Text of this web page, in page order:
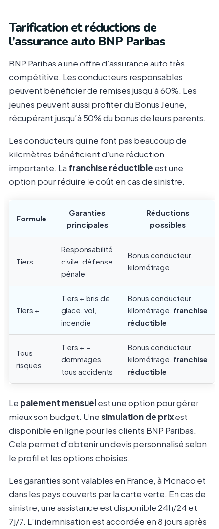
Tarification et réductions de
l’assurance auto BNP Paribas
BNP Paribas a une offre d’assurance auto très
compétitive. Les conducteurs responsables
peuvent bénéficier de remises jusqu’à 60%. Les
jeunes peuvent aussi profiter du Bonus Jeune,
récupérant jusqu’à 50% du bonus de leurs parents.
Les conducteurs qui ne font pas beaucoup de
kilomètres bénéficient d’une réduction
importante. La franchise réductible est une
option pour réduire le coût en cas de sinistre.
Formule
Garanties
principales
Réductions
possibles
Tiers
Responsabilité
civile, défense
pénale
Bonus conducteur,
kilométrage
Tiers +
Tiers + bris de
glace, vol,
incendie
Bonus conducteur,
kilométrage, franchise
réductible
Tous
risques
Tiers + +
dommages
tous accidents
Bonus conducteur,
kilométrage, franchise
réductible
Le paiement mensuelest une option pour gérer
mieux son budget. Unesimulation de prixest
disponible en ligne pour les clients BNP Paribas.
Cela permet d’obtenir un devis personnalisé selon
le profil et les options choisies.
Les garanties sont valables en France, à Monaco et
dans les pays couverts par la carte verte. En cas de
sinistre, une assistance est disponible 24h/24 et
7j/7. L’indemnisation est accordée en 8 jours après